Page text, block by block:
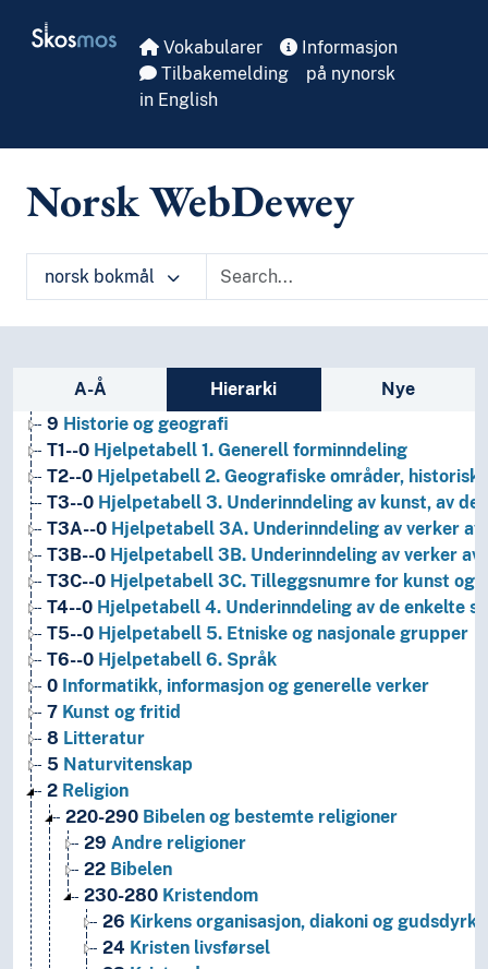
Skosmos Vokabularer
Informasjon
Tilbakemelding
på nynorsk
in English
Norsk WebDewey
norsk bokmål
Sidefelt: navigér i vokabularet på ulike
A-Å Hierarki Nye
Filosofi og psykologi
9 Historie og geografi
T1--0 Hjelpetabell 1. Generell forminndeling
T2--0 Hjelpetabell 2. Geografiske områder,
T3--0 Hjelpetabell 3. Underinndeling av kunst, av
T3A--0 Hjelpetabell 3A. Underinndeling av verker
T3B--0 Hjelpetabell 3B. Underinndeling av verker
T3C--0 Hjelpetabell 3C. Tilleggsnumre for kunst og
T4--0 Hjelpetabell 4. Underinndeling av de enkelte
T5--0 Hjelpetabell 5. Etniske og nasjonale grupper
T6--0 Hjelpetabell 6. Språk
0 Informatikk, informasjon og generelle verker
7 Kunst og fritid
8 Litteratur
5 Naturvitenskap
2 Religion
220-290 Bibelen og bestemte religioner
29 Andre religioner
22 Bibelen
230-280 Kristendom
26 Kirkens organisasjon, diakoni og
24 Kristen livsførsel